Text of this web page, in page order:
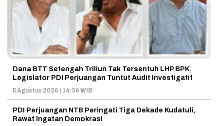
Dana BTT Setengah Triliun Tak Tersentuh LHP BPK,
Legislator PDI Perjuangan Tuntut Audit Investigatif
5 Agustus 2026 | 14:36 WIB
PDI Perjuangan NTB Peringati Tiga Dekade Kudatuli,
Rawat Ingatan Demokrasi